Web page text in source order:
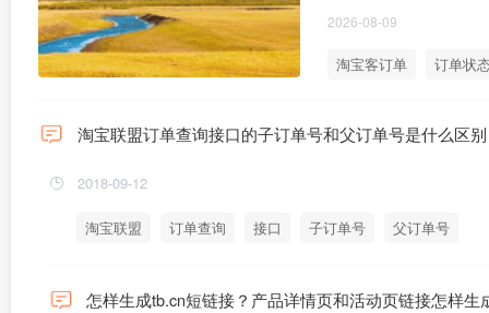
2026-08-09
淘宝客订单 订单状
淘宝联盟订单查询接口的子订单号和父订单号是什么区
2018-09-12
淘宝联盟 订单查询 接口 子订单号 父订单号
怎样生成tb.cn短链接？产品详情页和活动页链接怎样生